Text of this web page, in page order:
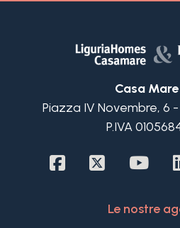
Casa Mare
Piazza IV Novembre, 6
P.IVA
Le nostre